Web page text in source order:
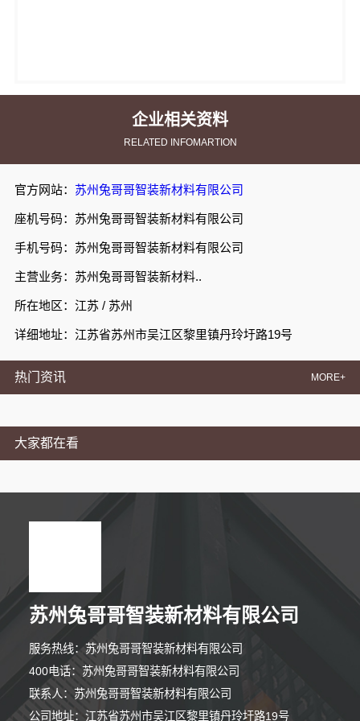
企业相关资料
RELATED INFOMARTION
官方网站： 苏州兔哥哥智装新材料有限公司
座机号码：苏州兔哥哥智装新材料有限公司
手机号码：苏州兔哥哥智装新材料有限公司
主营业务：苏州兔哥哥智装新材料..
所在地区：江苏 / 苏州
详细地址：江苏省苏州市吴江区黎里镇丹玲圩路19号
热门资讯 MORE+
大家都在看
苏州兔哥哥智装新材料有限公司
服务热线：苏州兔哥哥智装新材料有限公司
400电话：苏州兔哥哥智装新材料有限公司
联系人：苏州兔哥哥智装新材料有限公司
公司地址：江苏省苏州市吴江区黎里镇丹玲圩路19号